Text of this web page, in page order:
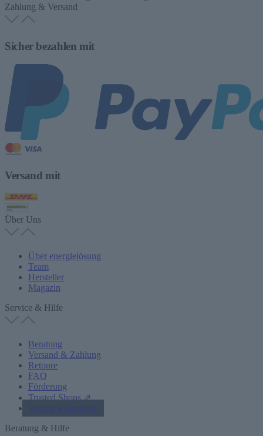
Zahlung & Versand
Sicher bezahlen mit
Versand mit
Über Uns
Über energielösung
Team
Hersteller
Magazin
Service & Hilfe
Beratung
Versand & Zahlung
Retoure
FAQ
Förderung
Trusted Shops ⇗
Vertrag widerrufen
Beratung & Hilfe